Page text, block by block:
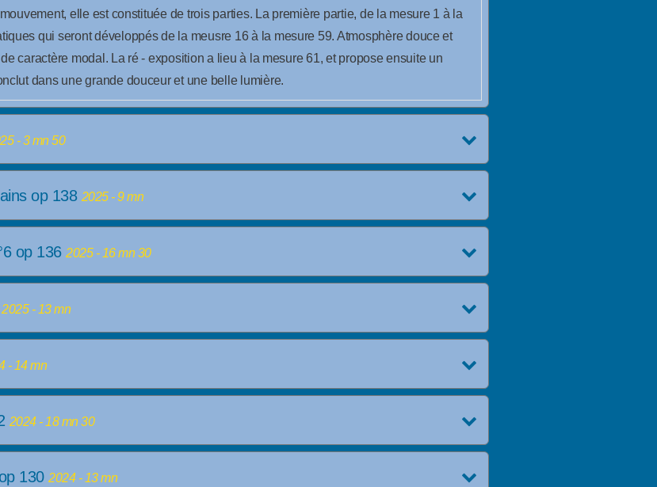
elle est constituée de trois parties. La première partie, de la mesure 1 à la
qui seront développés de la meusre 16 à la mesure 59. Atmosphère douce et
caractère modal. La ré - exposition a lieu à la mesure 61, et propose ensuite un
dans une grande douceur et une belle lumière.
- 3 mn 50
op 138 2025 - 9 mn
op 1362025 - 16 mn 30
2025 - 13 mn
- 14 mn
2024 - 18 mn 30
1302024 - 13 mn